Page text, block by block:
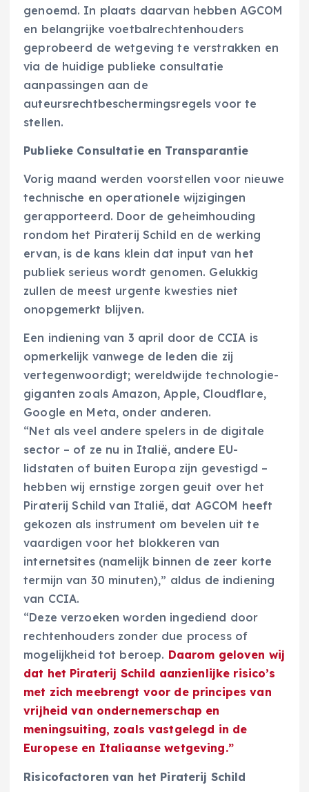
genoemd. In plaats daarvan hebben AGCOM
en belangrijke voetbalrechtenhouders
geprobeerd de wetgeving te verstrakken en
via de huidige publieke consultatie
aanpassingen aan de
auteursrechtbeschermingsregels voor te
stellen.
Publieke Consultatie en Transparantie
Vorig maand werden voorstellen voor nieuwe
technische en operationele wijzigingen
gerapporteerd. Door de geheimhouding
rondom het Piraterij Schild en de werking
ervan, is de kans klein dat input van het
publiek serieus wordt genomen. Gelukkig
zullen de meest urgente kwesties niet
onopgemerkt blijven.
Een indiening van 3 april door de CCIA is
opmerkelijk vanwege de leden die zij
vertegenwoordigt; wereldwijde technologie-
giganten zoals Amazon, Apple, Cloudflare,
Google en Meta, onder anderen.
“Net als veel andere spelers in de digitale
sector – of ze nu in Italië, andere EU-
lidstaten of buiten Europa zijn gevestigd –
hebben wij ernstige zorgen geuit over het
Piraterij Schild van Italië, dat AGCOM heeft
gekozen als instrument om bevelen uit te
vaardigen voor het blokkeren van
internetsites (namelijk binnen de zeer korte
termijn van 30 minuten),” aldus de indiening
van CCIA.
“Deze verzoeken worden ingediend door
rechtenhouders zonder due process of
mogelijkheid tot beroep. Daarom geloven wij
dat het Piraterij Schild aanzienlijke risico’s
met zich meebrengt voor de principes van
vrijheid van ondernemerschap en
meningsuiting, zoals vastgelegd in de
Europese en Italiaanse wetgeving.”
Risicofactoren van het Piraterij Schild